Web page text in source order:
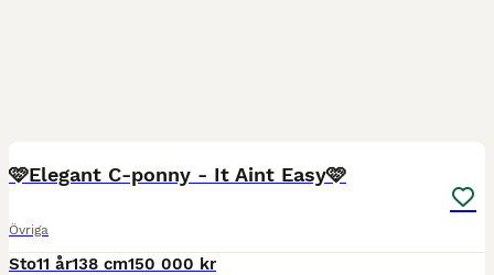
🩷Elegant C-ponny - It Aint Easy🩷
Övriga
Sto11 år138 cm150 000 kr